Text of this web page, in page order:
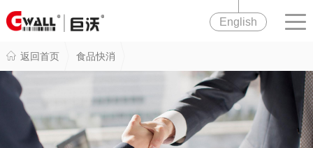
English
返回首页 食品快消